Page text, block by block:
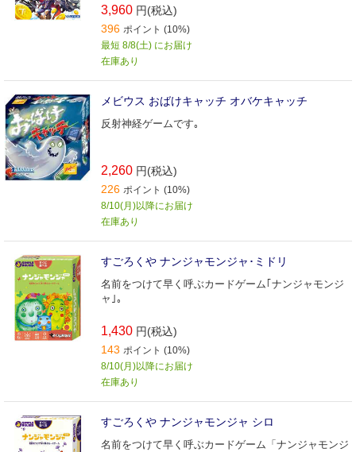
3,960 円(税込)
396 ポイント (10%)
最短 8/8(土) にお届け
在庫あり
メビウス おばけキャッチ オバケキャッチ
反射神経ゲームです｡
2,260 円(税込)
226 ポイント (10%)
8/10(月)以降にお届け
在庫あり
すごろくや ナンジャモンジャ･ミドリ
名前をつけて早く呼ぶカードゲーム｢ナンジャモンジ
ャ｣｡
1,430 円(税込)
143 ポイント (10%)
8/10(月)以降にお届け
在庫あり
すごろくや ナンジャモンジャ シロ
名前をつけて早く呼ぶカードゲーム「ナンジャモンジ